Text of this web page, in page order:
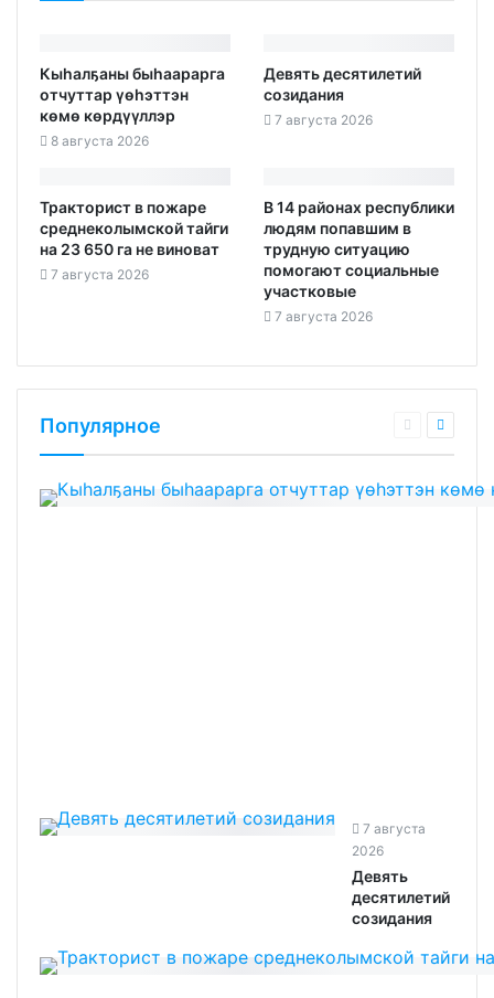
Кыһалҕаны быһаарарга
отчуттар үөһэттэн
көмө көрдүүллэр
8 августа 2026
Девять десятилетий
созидания
7 августа 2026
Тракторист в пожаре
среднеколымской тайги
на 23 650 га не виноват
7 августа 2026
В 14 районах республики
людям попавшим в
трудную ситуацию
помогают социальные
участковые
7 августа 2026
Популярное
7 августа
2026
Девять
десятилетий
созидания